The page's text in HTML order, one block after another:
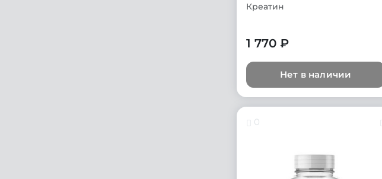
Креатин
1 770 ₽
Нет в наличии
0